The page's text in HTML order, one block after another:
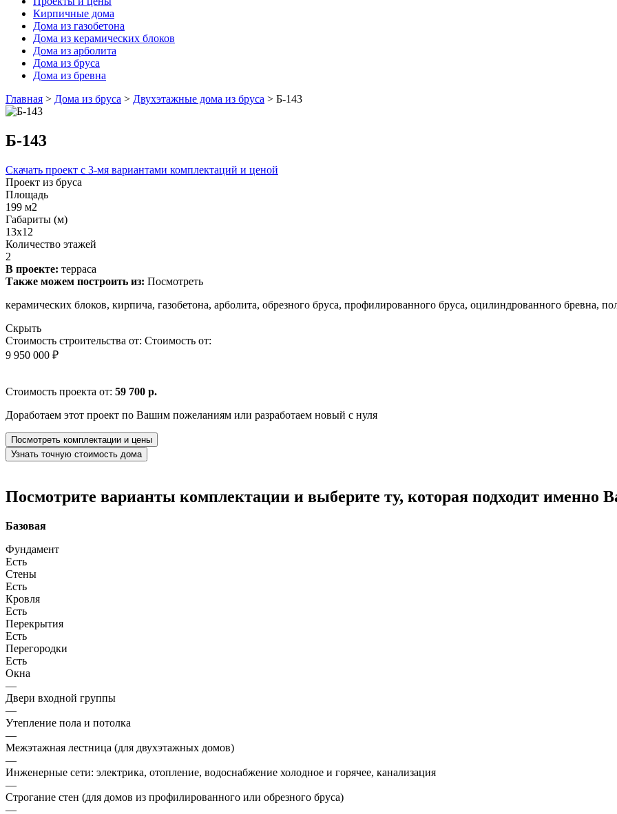
Кирпичные дома
Дома из газобетона
Дома из керамических блоков
Дома из арболита
Дома из бруса
Дома из бревна
Главная > Дома из бруса > Двухэтажные дома из бруса > Б-143
Б-143
Скачать проект с 3-мя вариантами комплектаций и ценой
Проект из бруса
Площадь
199 м2
Габариты (м)
13х12
Количество этажей
2
В проекте: терраса
Также можем построить из: Посмотреть
керамических блоков, кирпича, газобетона, арболита, обрезного бруса, профилированного бруса, оцилиндрованного бревна,
Скрыть
Стоимость строительства от: Стоимость от:
9 950 000 ₽
Стоимость проекта от: 59 700 р.
Доработаем этот проект по Вашим пожеланиям или разработаем новый с нуля
Посмотреть комплектации и цены
Узнать точную стоимость дома
Посмотрите варианты комплектации и выберите ту, которая подходит именно
Базовая
Фундамент
Есть
Стены
Есть
Кровля
Есть
Перекрытия
Есть
Перегородки
Есть
Окна
—
Двери входной группы
—
Утепление пола и потолка
—
Межэтажная лестница (для двухэтажных домов)
—
Инженерные сети: электрика, отопление, водоснабжение холодное и горячее, канализация
—
Строгание стен (для домов из профилированного или обрезного бруса)
—